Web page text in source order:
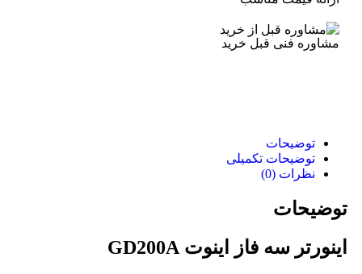
مشاوره فنی قبل خرید
توضیحات
توضیحات تکمیلی
نظرات (0)
توضیحات
اینورتر سه فاز اینوت GD200A